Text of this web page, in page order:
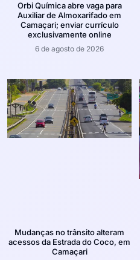
Orbi Química abre vaga para
Auxiliar de Almoxarifado em
Camaçari; enviar currículo
exclusivamente online
6 de agosto de 2026
Mudanças no trânsito alteram
acessos da Estrada do Coco, em
Camaçari